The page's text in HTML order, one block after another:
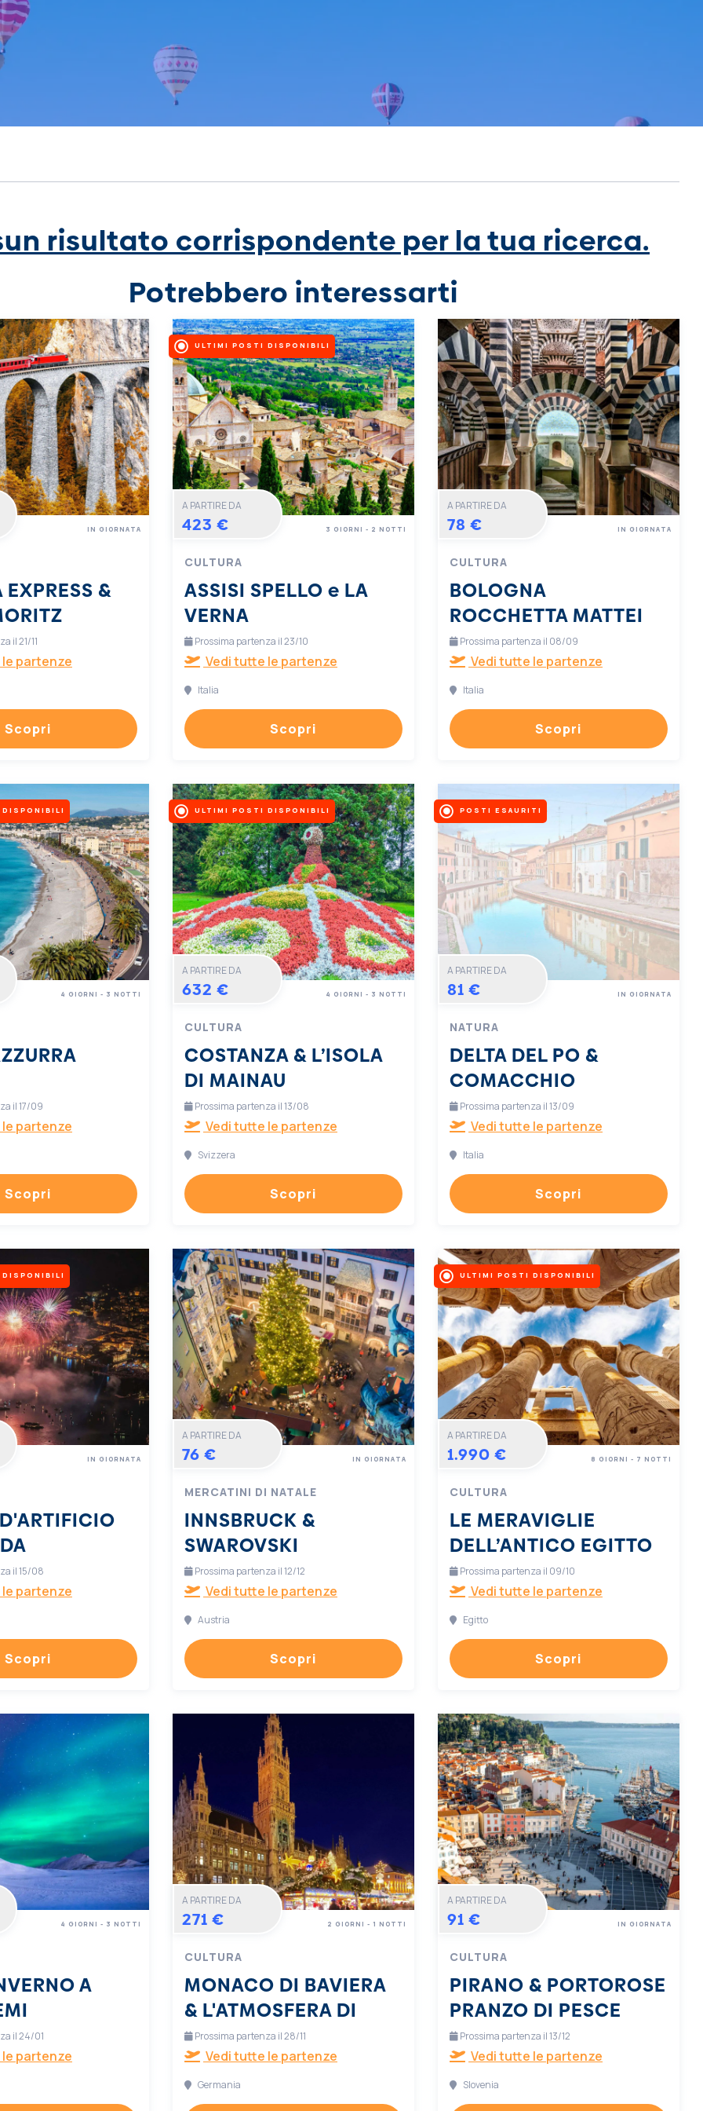
risultato corrispondente per la tua ricerca.
Potrebbero interessarti
&
IN GIORNATA
il 21/11
partenze
Scopri
ULTIMI POSTI DISPONIBILI
A PARTIRE DA
423 €
CULTURA
ASSISI SPELLO e LA
VERNA
3 GIORNI - 2 NOTTI
Prossima partenza il 23/10
Vedi tutte le partenze
Italia
Scopri
A PARTIRE DA
78 €
CULTURA
BOLOGNA
ROCCHETTA MATTEI
IN GIORNATA
Prossima partenza il 08/09
Vedi tutte le partenze
Italia
Scopri
4 GIORNI - 3 NOTTI
il 17/09
partenze
Scopri
ULTIMI POSTI DISPONIBILI
A PARTIRE DA
632 €
CULTURA
COSTANZA & L’ISOLA
DI MAINAU
4 GIORNI - 3 NOTTI
Prossima partenza il 13/08
Vedi tutte le partenze
Svizzera
Scopri
POSTI ESAURITI
A PARTIRE DA
81 €
NATURA
DELTA DEL PO &
COMACCHIO
IN GIORNATA
Prossima partenza il 13/09
Vedi tutte le partenze
Italia
Scopri
IN GIORNATA
il 15/08
partenze
Scopri
A PARTIRE DA
76 €
MERCATINI DI NATALE
INNSBRUCK &
SWAROVSKI
IN GIORNATA
Prossima partenza il 12/12
Vedi tutte le partenze
Austria
Scopri
ULTIMI POSTI DISPONIBILI
A PARTIRE DA
1.990 €
CULTURA
LE MERAVIGLIE
DELL’ANTICO EGITTO
8 GIORNI - 7 NOTTI
Prossima partenza il 09/10
Vedi tutte le partenze
Egitto
Scopri
A
4 GIORNI - 3 NOTTI
il 24/01
partenze
A PARTIRE DA
271 €
CULTURA
MONACO DI BAVIERA
& L'ATMOSFERA DI
NATALE
2 GIORNI - 1 NOTTI
Prossima partenza il 28/11
Vedi tutte le partenze
Germania
A PARTIRE DA
91 €
CULTURA
PIRANO & PORTOROSE
PRANZO DI PESCE
IN GIORNATA
Prossima partenza il 13/12
Vedi tutte le partenze
Slovenia